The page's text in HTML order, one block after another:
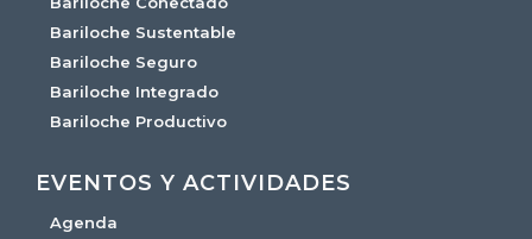
Bariloche Sustentable
Bariloche Seguro
Bariloche Integrado
Bariloche Productivo
EVENTOS Y ACTIVIDADES
Agenda